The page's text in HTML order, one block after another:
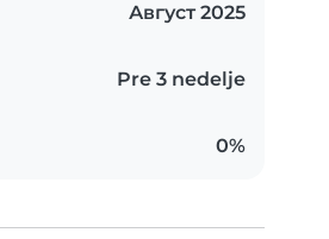
Август 2025
Pre 3 nedelje
0%